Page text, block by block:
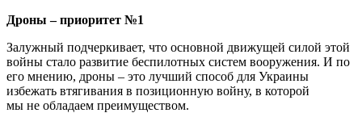
Дроны – приоритет №1
Залужный подчеркивает, что основной движущей силой этой
войны стало развитие беспилотных систем вооружения. И по
его мнению, дроны – это лучший способ для Украины
избежать втягивания в позиционную войну, в которой
мы не обладаем преимуществом.